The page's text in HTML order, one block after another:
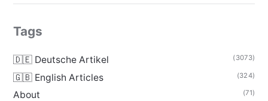
Tags
🇩🇪 Deutsche Artikel (3073)
🇬🇧 English Articles (324)
About (71)